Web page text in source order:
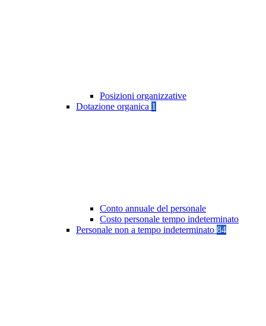
Posizioni organizzative
Dotazione organica 1
Conto annuale del personale
Costo personale tempo indeterminato
Personale non a tempo indeterminato 84